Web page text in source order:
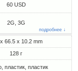
60 USD
2G, 3G
подробнее ↓
66.5 x 10.2 mm
128 г
пластик, пластик